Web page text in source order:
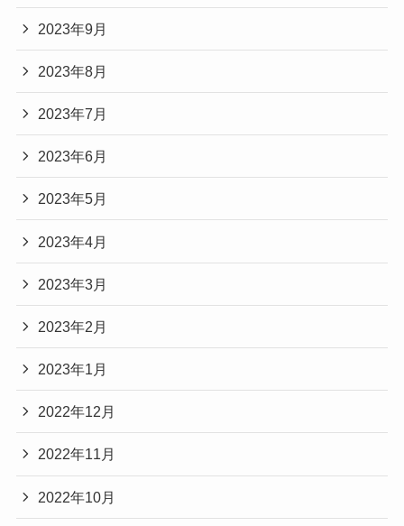
2023年9月
2023年8月
2023年7月
2023年6月
2023年5月
2023年4月
2023年3月
2023年2月
2023年1月
2022年12月
2022年11月
2022年10月